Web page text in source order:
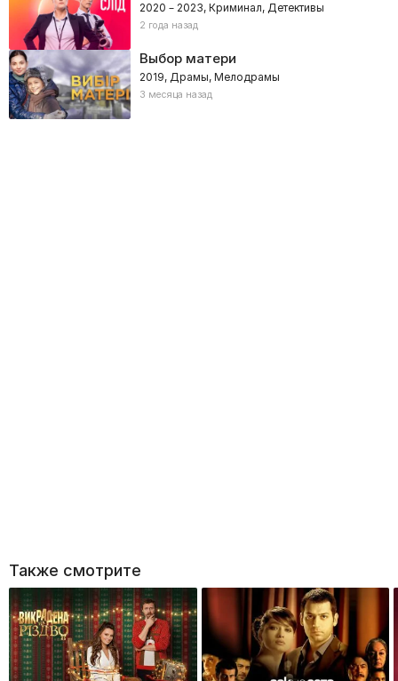
2020 – 2023, Криминал, Детективы
2 года назад
Выбор матери
2019, Драмы, Мелодрамы
3 месяца назад
Также смотрите